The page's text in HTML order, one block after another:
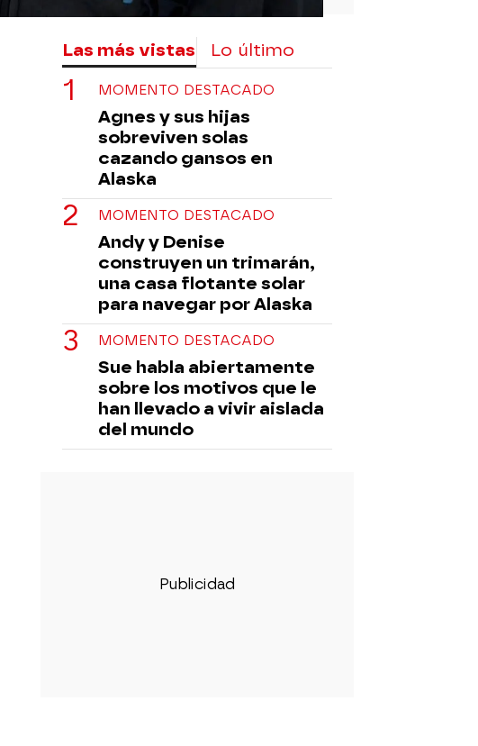
Las más vistas Lo último
MOMENTO DESTACADO
Agnes y sus hijas
sobreviven solas
cazando gansos en
Alaska
MOMENTO DESTACADO
Andy y Denise
construyen un trimarán,
una casa flotante solar
para navegar por Alaska
MOMENTO DESTACADO
Sue habla abiertamente
sobre los motivos que le
han llevado a vivir aislada
del mundo